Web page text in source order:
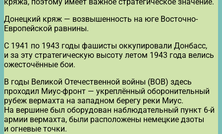
Донецкий кряж — возвышенность на юге Восточно-
Европейской равнины.
С 1941 по 1943 годы фашисты оккупировали Донбасс,
и за эту стратегическую высоту летом 1943 года велись
ожесточённые бои.
В годы Великой Отечественной войны (ВОВ) здесь
проходил Миус-фронт — укреплённый оборонительный
рубеж вермахта на западном берегу реки Миус.
На вершине был оборудован наблюдательный пункт 6-й
армии вермахта, были расположены немецкие дзоты
и огневые точки.